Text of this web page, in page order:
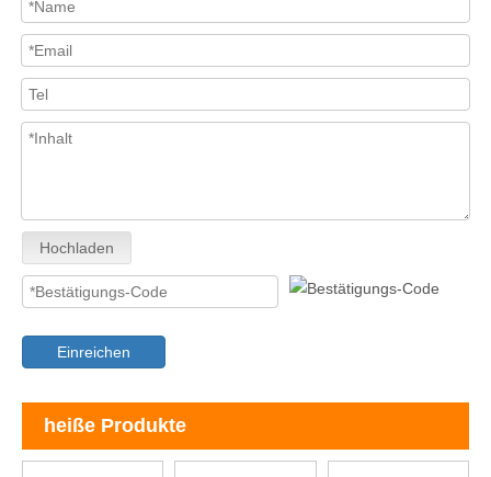
Hochladen
Einreichen
heiße Produkte